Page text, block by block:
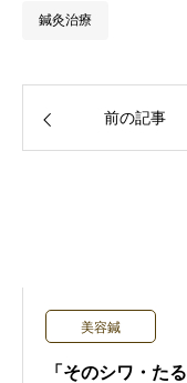
鍼灸治療
前の記事
美容鍼
「そのシワ・た